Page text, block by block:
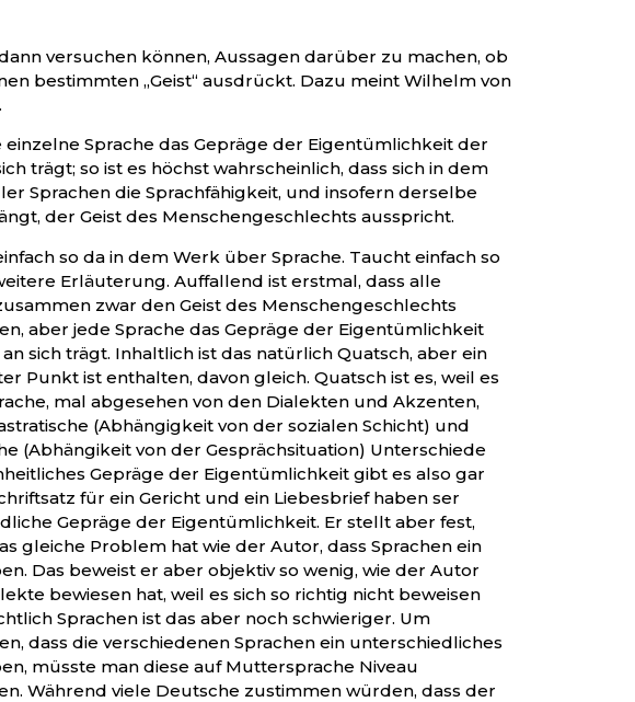
versuchen können, Aussagen darüber zu machen, ob
bestimmten „Geist“ ausdrückt. Dazu meint Wilhelm von
einzelne Sprache das Gepräge der Eigentümlichkeit der
trägt; so ist es höchst wahrscheinlich, dass sich in dem
Sprachen die Sprachfähigkeit, und insofern derselbe
der Geist des Menschengeschlechts ausspricht.
so da in dem Werk über Sprache. Taucht einfach so
Erläuterung. Auffallend ist erstmal, dass alle
zwar den Geist des Menschengeschlechts
aber jede Sprache das Gepräge der Eigentümlichkeit
sich trägt. Inhaltlich ist das natürlich Quatsch, aber ein
Punkt ist enthalten, davon gleich. Quatsch ist es, weil es
mal abgesehen von den Dialekten und Akzenten,
(Abhängigkeit von der sozialen Schicht) und
(Abhängikeit von der Gesprächsituation) Unterschiede
Gepräge der Eigentümlichkeit gibt es also gar
für ein Gericht und ein Liebesbrief haben ser
Gepräge der Eigentümlichkeit. Er stellt aber fest,
gleiche Problem hat wie der Autor, dass Sprachen ein
Das beweist er aber objektiv so wenig, wie der Autor
bewiesen hat, weil es sich so richtig nicht beweisen
Sprachen ist das aber noch schwieriger. Um
dass die verschiedenen Sprachen ein unterschiedliches
müsste man diese auf Muttersprache Niveau
Während viele Deutsche zustimmen würden, dass der